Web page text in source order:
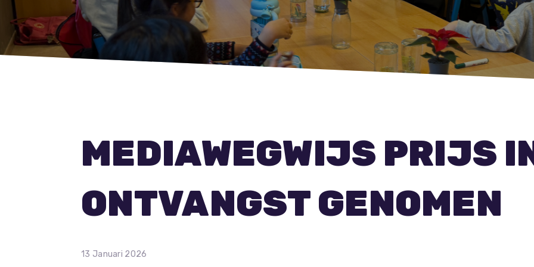
MEDIAWEGWIJS PRIJS
ONTVANGST GENOMEN
13 Januari 2026